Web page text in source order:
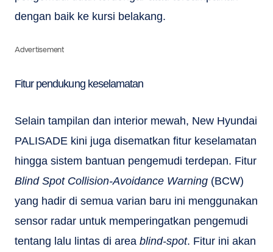
dengan baik ke kursi belakang.
Advertisement
Fitur pendukung keselamatan
Selain tampilan dan interior mewah, New Hyundai
PALISADE kini juga disematkan fitur keselamatan
hingga sistem bantuan pengemudi terdepan. Fitur
Blind Spot Collision-Avoidance Warning (BCW)
yang hadir di semua varian baru ini menggunakan
sensor radar untuk memperingatkan pengemudi
tentang lalu lintas di area blind-spot. Fitur ini akan